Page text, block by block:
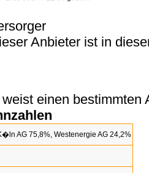
Anbieter ist in
einen bestimmten
AG 75,8%, Westenergie AG 24,2%